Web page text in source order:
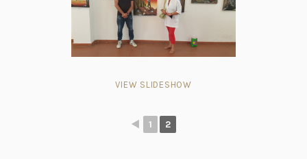
VIEW SLIDESHOW
◄ 1 2